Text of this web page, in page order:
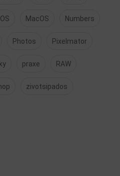
MacOS Numbers
Photos Pixelmator
praxe RAW
zivotsipados